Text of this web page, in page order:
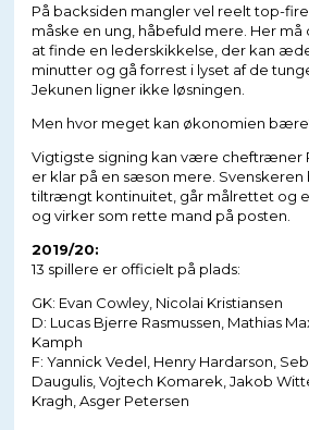
På backsiden mangler vel reelt top-
måske en ung, håbefuld mere. Her
at finde en lederskikkelse, der kan
minutter og gå forrest i lyset af de
Jekunen ligner ikke løsningen.
Men hvor meget kan økonomien
Vigtigste signing kan være cheftræner
er klar på en sæson mere.
tiltrængt kontinuitet, går målrettet og
og virker som rette mand på posten.
2019/20:
13 spillere er officielt på plads:
GK: Evan Cowley, Nicolai Kristiansen
D: Lucas Bjerre Rasmussen, Mathias
Kamph
F: Yannick Vedel, Henry Hardarson,
Daugulis, Vojtech Komarek, Jakob
Kragh, Asger Petersen